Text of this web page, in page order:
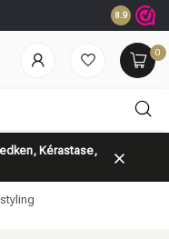
Voor
8.9
0
Kérastase,